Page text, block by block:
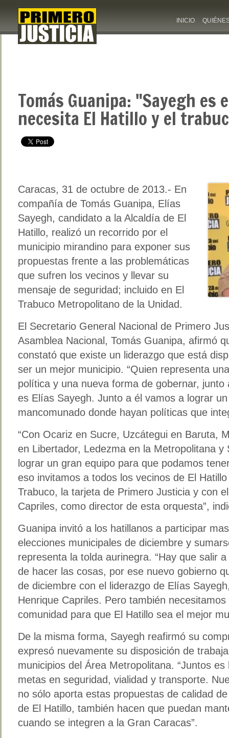
INICIO
Tomás Guanipa: "Sayegh es
necesita El Hatillo y el
Caracas, 31 de octubre de 2013.- En
compañía de Tomás Guanipa, Elías
Sayegh, candidato a la Alcaldía de El
Hatillo, realizó un recorrido por el
municipio mirandino para exponer sus
propuestas frente a las problemáticas
que sufren los vecinos y llevar su
mensaje de seguridad; incluido en El
Trabuco Metropolitano de la Unidad.
El Secretario General Nacional de Primero
Asamblea Nacional, Tomás Guanipa, afirmó
constató que existe un liderazgo que está
ser un mejor municipio. “Quien representa
política y una nueva forma de gobernar, junto
es Elías Sayegh. Junto a él vamos a lograr
mancomunado donde hayan políticas que
“Con Ocariz en Sucre, Uzcátegui en Baruta,
en Libertador, Ledezma en la Metropolitana y
lograr un gran equipo para que podamos
eso invitamos a todos los vecinos de El
Trabuco, la tarjeta de Primero Justicia y con
Capriles, como director de esta orquesta”,
Guanipa invitó a los hatillanos a participar
elecciones municipales de diciembre y
representa la tolda aurinegra. “Hay que salir
de hacer las cosas, por ese nuevo gobierno
de diciembre con el liderazgo de Elías
Henrique Capriles. Pero también
comunidad para que El Hatillo sea el mejor
De la misma forma, Sayegh reafirmó su
expresó nuevamente su disposición de
municipios del Área Metropolitana. “Juntos
metas en seguridad, vialidad y transporte.
no sólo aporta estas propuestas de calidad
de El Hatillo, también hacen que puedan
cuando se integren a la Gran Caracas”.